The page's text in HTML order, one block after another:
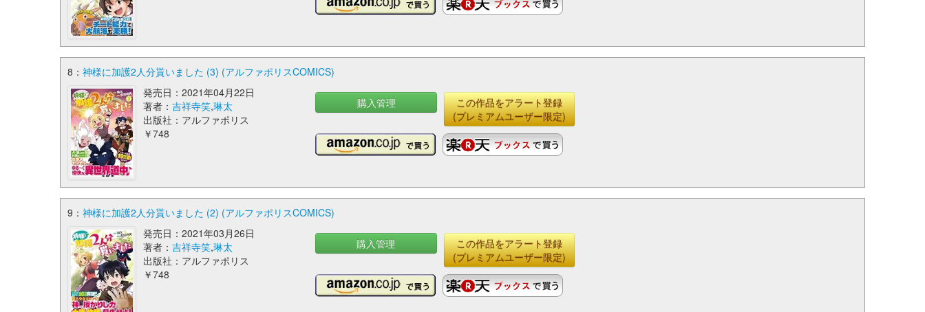
8： 神様に加護2人分貰いました (3) (アルファポリスCOMICS)
発売日：2021年04月22日
著者：吉祥寺笑,琳太
出版社：アルファポリス
￥748
購入管理
この作品をアラート登録
(プレミアムユーザー限定)
9： 神様に加護2人分貰いました (2) (アルファポリスCOMICS)
発売日：2021年03月26日
著者： 吉祥寺笑,琳太
出版社：アルファポリス
￥748
購入管理
この作品をアラート登録
(プレミアムユーザー限定)